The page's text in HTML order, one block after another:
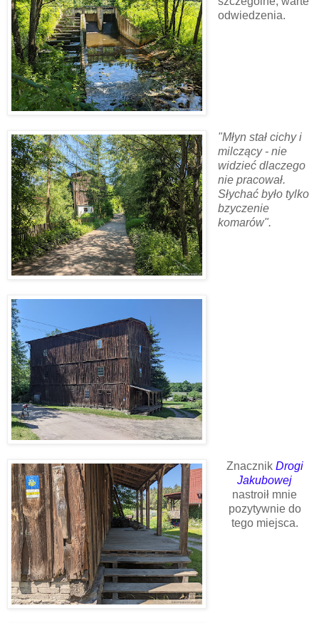
odwiedzenia.
"Młyn stał cichy i
milczący - nie
widzieć dlaczego
nie pracował.
Słychać było tylko
bzyczenie
komarów".
Znacznik Drogi
Jakubowej
nastroił mnie
pozytywnie do
tego miejsca.